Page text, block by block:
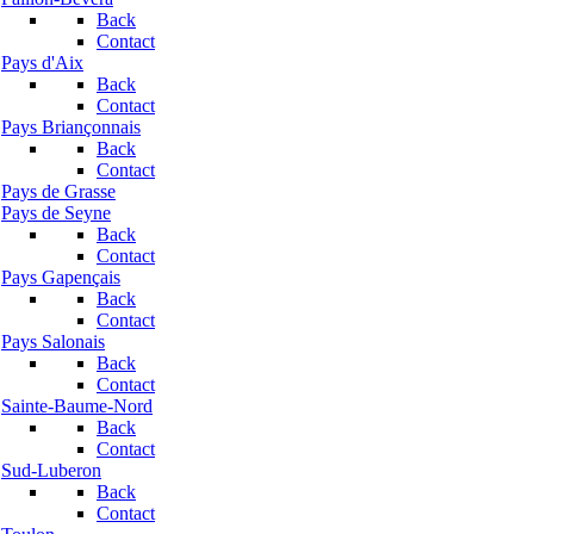
Back
Contact
Pays d'Aix
Back
Contact
Pays Briançonnais
Back
Contact
Pays de Grasse
Pays de Seyne
Back
Contact
Pays Gapençais
Back
Contact
Pays Salonais
Back
Contact
Sainte-Baume-Nord
Back
Contact
Sud-Luberon
Back
Contact